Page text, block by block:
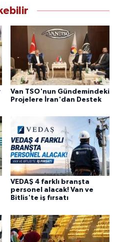
Van TSO'nun Gündemindeki
Projelere İran'dan Destek
VEDAŞ 4 farklı branşta
personel alacak! Van ve
Bitlis'te iş fırsatı